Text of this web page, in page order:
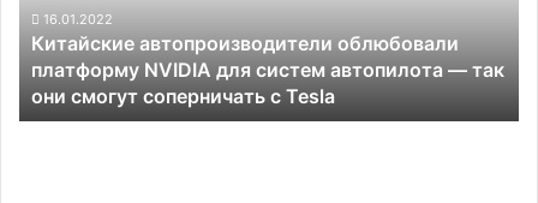
систем
автопилота —
так
они
смогут
16.01.2022
Китайские автопроизводители облюбовали
платформу NVIDIA для систем автопилота — так
они смогут соперничать с Tesla